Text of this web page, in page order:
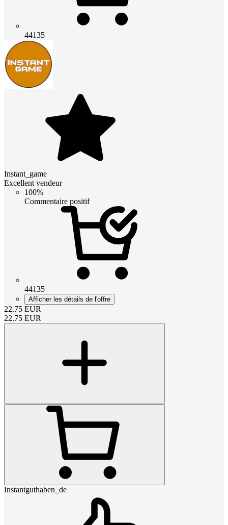
44135
Instant_game
Excellent vendeur
100%
Commentaire positif
44135
Afficher les détails de l'offre
22.75 EUR
22.75 EUR
Instantguthaben_de